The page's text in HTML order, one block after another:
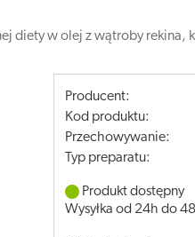
diety w olej z wątroby
Producent:
Kod produktu:
Przechowywanie:
Typ preparatu:
Produkt dostępny
Wysyłka od 24h do